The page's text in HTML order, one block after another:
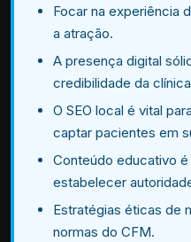
Focar na experiência
a atração.
A presença digital
credibilidade da
O SEO local é vital
captar pacientes em
Conteúdo educativo
estabelecer
Estratégias éticas de
normas do CFM.